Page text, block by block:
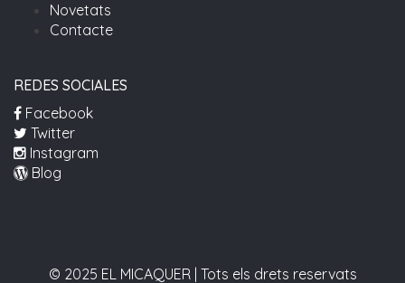
Novetats
Contacte
REDES SOCIALES
Facebook
Twitter
Instagram
Blog
© 2025 EL MICAQUER | Tots els drets reservats